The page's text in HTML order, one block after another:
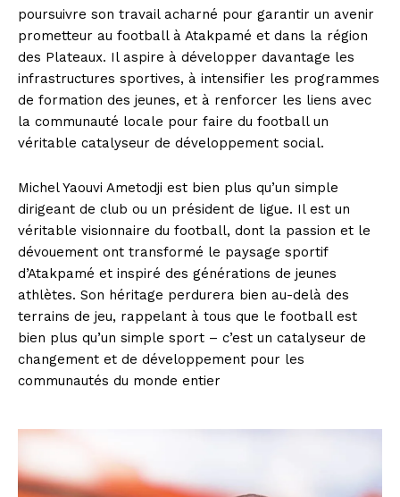
poursuivre son travail acharné pour garantir un avenir
prometteur au football à Atakpamé et dans la région
des Plateaux. Il aspire à développer davantage les
infrastructures sportives, à intensifier les programmes
de formation des jeunes, et à renforcer les liens avec
la communauté locale pour faire du football un
véritable catalyseur de développement social.
Michel Yaouvi Ametodji est bien plus qu’un simple
dirigeant de club ou un président de ligue. Il est un
véritable visionnaire du football, dont la passion et le
dévouement ont transformé le paysage sportif
d’Atakpamé et inspiré des générations de jeunes
athlètes. Son héritage perdurera bien au-delà des
terrains de jeu, rappelant à tous que le football est
bien plus qu’un simple sport – c’est un catalyseur de
changement et de développement pour les
communautés du monde entier